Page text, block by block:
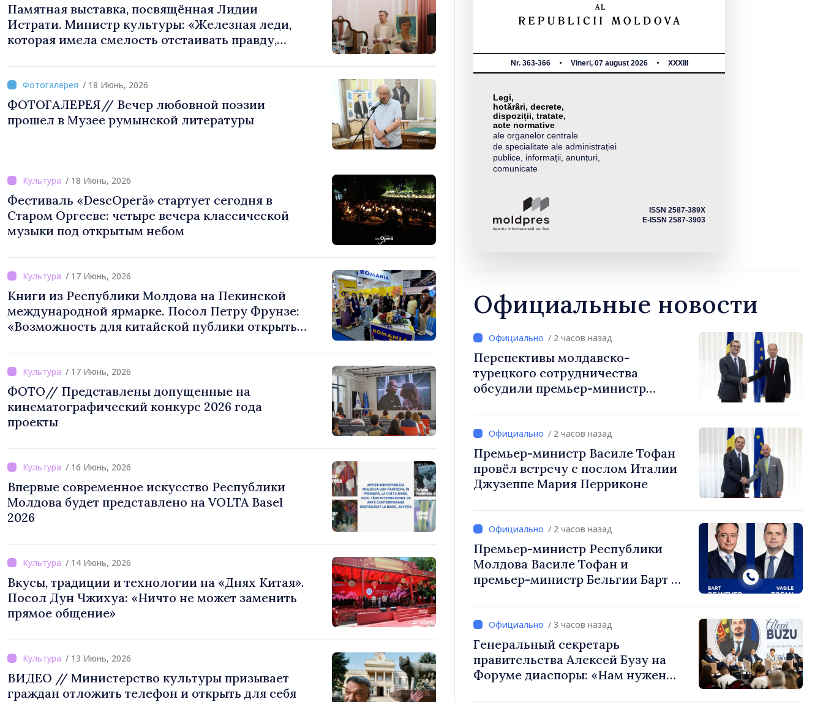
Памятная выставка, посвящённая Лидии
Истрати. Министр культуры: «Железная леди,
которая имела смелость отстаивать правду,
/ 18 Июнь, 2026
ФОТОГАЛЕРЕЯ// Вечер любовной поэзии
прошел в Музее румынской литературы
/ 18 Июнь, 2026
Фестиваль «DescOperă» стартует сегодня в
Старом Оргееве: четыре вечера классической
музыки под открытым небом
/ 17 Июнь, 2026
Книги из Республики Молдова на Пекинской
международной ярмарке. Посол Петру Фрунзе:
«Возможность для китайской публики открыть
/ 17 Июнь, 2026
ФОТО// Представлены допущенные на
кинематографический конкурс 2026 года
проекты
/ 16 Июнь, 2026
Впервые современное искусство Республики
Молдова будет представлено на VOLTA Basel
2026
/ 14 Июнь, 2026
Вкусы, традиции и технологии на «Днях Китая».
Посол Дун Чжихуа: «Ничто не может заменить
прямое общение»
/ 13 Июнь, 2026
ВИДЕО // Министерство культуры призывает
граждан отложить телефон и открыть для себя
Nr. 363-366 Vineri, 07 august 2026 XXXIII
Legi,
hotărâri, decrete,
dispoziții, tratate,
acte normative
ale organelor centrale
de specialitate ale administrației
publice, informații, anunțuri,
comunicate
ISSN 2587-389X
E-ISSN 2587-3903
Официальные новости
/ 2 часов назад
Перспективы молдавско-
турецкого сотрудничества
обсудили премьер-министр
/ 2 часов назад
Премьер-министр Василе Тофан
провёл встречу с послом Италии
Джузеппе Мария Перриконе
/ 2 часов назад
Премьер-министр Республики
Молдова Василе Тофан и
премьер-министр Бельгии Барт де
/ 3 часов назад
Генеральный секретарь
правительства Алексей Бузу на
Форуме диаспоры: «Нам нужен